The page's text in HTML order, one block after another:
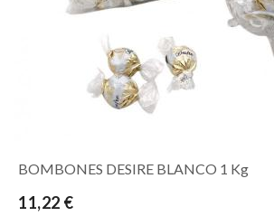
BOMBONES DESIRE BLANCO 1 Kg
11,22 €